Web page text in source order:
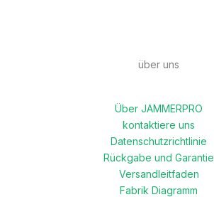
über uns
Über JAMMERPRO
kontaktiere uns
Datenschutzrichtlinie
Rückgabe und Garantie
Versandleitfaden
Fabrik Diagramm